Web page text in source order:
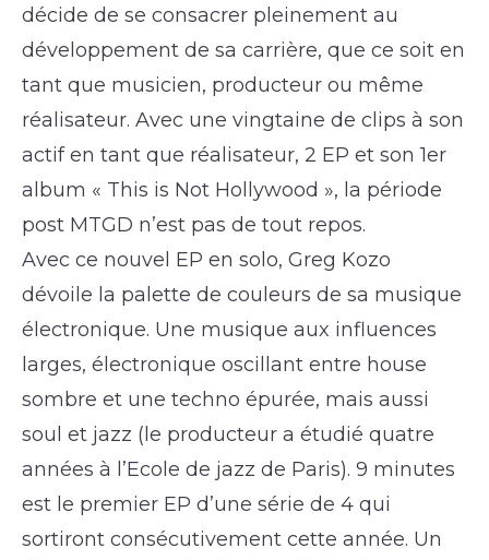
décide de se consacrer pleinement au
développement de sa carrière, que ce soit en
tant que musicien, producteur ou même
réalisateur. Avec une vingtaine de clips à son
actif en tant que réalisateur, 2 EP et son 1er
album « This is Not Hollywood », la période
post MTGD n’est pas de tout repos.
Avec ce nouvel EP en solo, Greg Kozo
dévoile la palette de couleurs de sa musique
électronique. Une musique aux influences
larges, électronique oscillant entre house
sombre et une techno épurée, mais aussi
soul et jazz (le producteur a étudié quatre
années à l’Ecole de jazz de Paris). 9 minutes
est le premier EP d’une série de 4 qui
sortiront consécutivement cette année. Un